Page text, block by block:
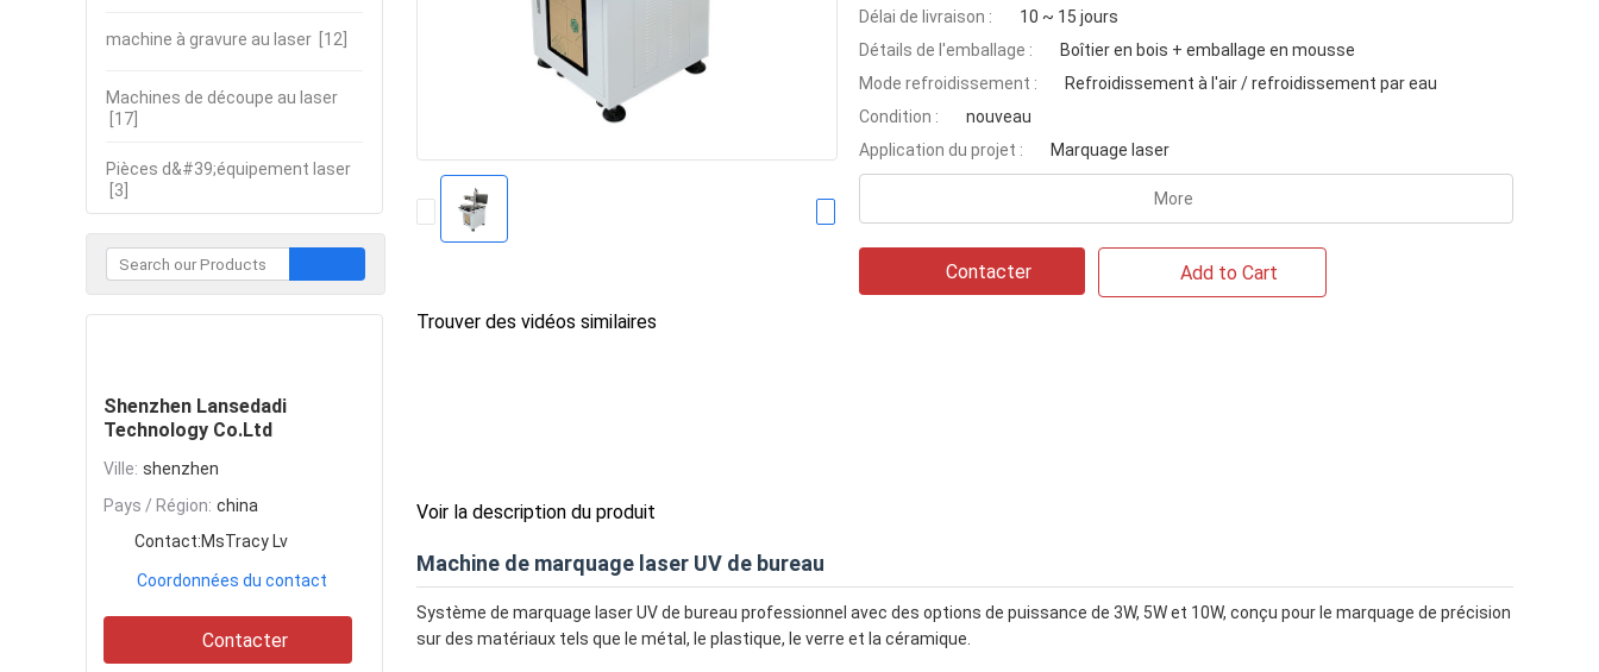
machine à gravure au laser [12]
Machines de découpe au laser
[17]
Pièces d&#39;équipement laser
[3]
Shenzhen Lansedadi
Technology Co.Ltd
Ville: shenzhen
Pays / Région: china
Contact:MsTracy Lv
Coordonnées du contact
Contacter
Délai de livraison :
10 ~ 15 jours
Détails de l'emballage :
Boîtier en bois + emballage en mousse
Mode refroidissement :
Refroidissement à l'air / refroidissement par eau
Condition :
nouveau
Application du projet :
Marquage laser
More
Contacter Add to Cart
Trouver des vidéos similaires
Voir la description du produit
Machine de marquage laser UV de bureau
Système de marquage laser UV de bureau professionnel avec des options de puissance de 3W, 5W et 10W, conçu pour le marquage de précision
sur des matériaux tels que le métal, le plastique, le verre et la céramique.